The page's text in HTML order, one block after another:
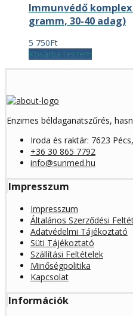
Immunvédő
gramm, 30-40 adag)
5 750Ft
Kosárba teszem
Enzimes béldaganatszűrés,
Iroda és raktár: 7623
+36 30 865 7792
info@sunmed.hu
Impresszum
Impresszum
Általános Szerződési
Adatvédelmi Tájékoztató
Süti Tájékoztató
Szállítási Feltételek
Minőségpolitika
Kapcsolat
Információk